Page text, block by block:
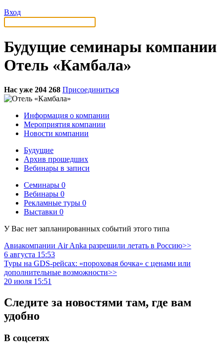
Вход
Будущие семинары компании
Отель «Камбала»
Нас уже 204 268 Присоединиться
Информация о компании
Мероприятия компании
Новости компании
Будущие
Архив прошедших
Вебинары в записи
Семинары 0
Вебинары 0
Рекламные туры 0
Выставки 0
У Вас нет запланированных событий этого типа
Авиакомпании Air Anka разрешили летать в Россию>>
6 августа 15:53
Туры на GDS-рейсах: «пороховая бочка» с ценами или
дополнительные возможности>>
20 июля 15:51
Следите за новостями там, где вам
удобно
В соцсетях